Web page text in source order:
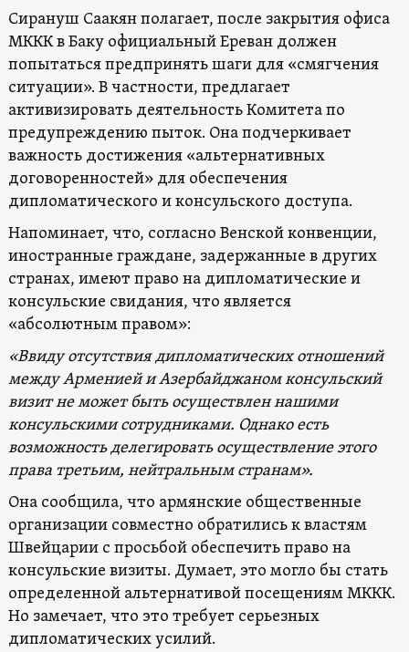
Сирануш Саакян полагает, после закрытия офиса
МККК в Баку официальный Ереван должен
попытаться предпринять шаги для «смягчения
ситуации». В частности, предлагает
активизировать деятельность Комитета по
предупреждению пыток. Она подчеркивает
важность достижения «альтернативных
договоренностей» для обеспечения
дипломатического и консульского доступа.
Напоминает, что, согласно Венской конвенции,
иностранные граждане, задержанные в других
странах, имеют право на дипломатические и
консульские свидания, что является
«абсолютным правом»:
«Ввиду отсутствия дипломатических отношений
между Арменией и Азербайджаном консульский
визит не может быть осуществлен нашими
консульскими сотрудниками. Однако есть
возможность делегировать осуществление этого
права третьим, нейтральным странам».
Она сообщила, что армянские общественные
организации совместно обратились к властям
Швейцарии с просьбой обеспечить право на
консульские визиты. Думает, это могло бы стать
определенной альтернативой посещениям МККК.
Но замечает, что это требует серьезных
дипломатических усилий.